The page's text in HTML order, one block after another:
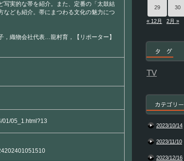
写実的な帯を紹介。また、定番の「太鼓結
なども紹介。帯にまつわる文化の魅力につ
，織物会社代表…龍村育，【リポーター】
01/05_1.html?13
29 30
« 12月 2月 »
タ グ
TV
カテゴリー
2023/10/14
2023/11/10
2023/12/16